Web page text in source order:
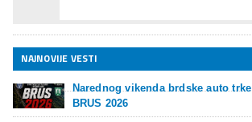
NAJNOVIJE VESTI
Narednog vikenda brdske auto trke
BRUS 2026